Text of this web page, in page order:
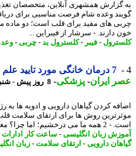
همشهری آنلاین، متخصصان تغذیه
وعده شام فرصت مناسبی برای دریافت
های مفید برای قلب است؛ دو ماده
دارند. - سرشار از فیبراین ...
-فیبر -کلسترول بد- چربی- وعده-
7 درمان خانگی مورد تایید علم (اینفوگرافیک)
ایران- پزشکی-8 روز پیش - شنبه 10 مرداد 1405، 08:35
کردن گیاهان دارویی و ادویه ها به رژیم
روش ها برای ارتقای سلامت قلب،
اما چرا؟ مغز خسته ...
زبان انگلیسی-ساعت کار ادارات -
دارویی -ارتقای سلامت-زبان انگلیسی